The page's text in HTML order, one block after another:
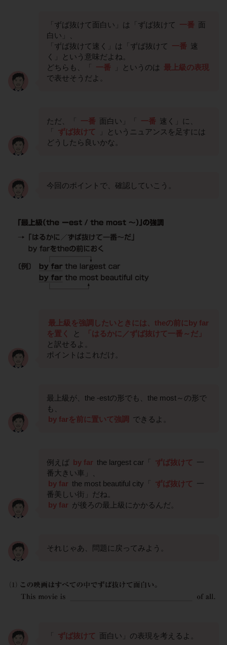
「ずば抜けて面白い」は「ずば抜けて 一番 面
白い」、
「ずば抜けて速く」は「ずば抜けて 一番 速
く」という意味だよね。
どちらも、「
一番 」というのは 最上級の表現
で表せそうだよ。
ただ、「 一番 面白い」「 一番 速く」に、
「
ずば抜けて
」というニュアンスを足すには
どうしたら良いかな。
今回のポイントで、確認していこう。
最上級を強調したいときには、theの前にby far
を置く
と
「はるかに／ずば抜けて一番～だ」
と訳せるよ。
ポイントはこれだけ。
最上級が、the -estの形でも、the most～の形で
も、
by farを前に置いて強調 できるよ。
例えば by far the largest car「 ずば抜けて 一
番大きい車」、
by far the most beautiful city「 ずば抜けて 一
番美しい街」だね。
by far が後ろの最上級にかかるんだ。
それじゃあ、問題に戻ってみよう。
「 ずば抜けて 面白い」の表現を考えるよ。